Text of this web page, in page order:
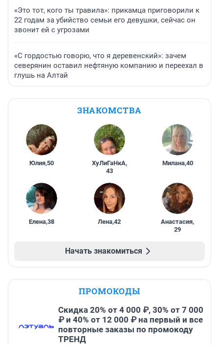
«Это тот, кого ты травила»: прикамца приговорили к
22 годам за убийство семьи его девушки, сейчас он
звонит ей с угрозами
«С гордостью говорю, что я деревенский»: зачем
северянин оставил нефтяную компанию и переехал в
глушь на Алтай
ЗНАКОМСТВА
Юлия,50 ХуЛиГаНкА,
43
Милана,40
Елена,38 Лена,42 Анастасия,
29
Начать знакомиться
ПРОМОКОДЫ
Скидка 20% от 4 000 ₽, 30% от 7 000
₽ и 40% от 12 000 ₽ на первый и все
повторные заказы по промокоду
ТРЕНД